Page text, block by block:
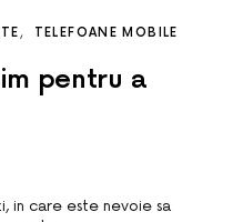
TELEFOANE MOBILE
pentru a
in care este nevoie sa